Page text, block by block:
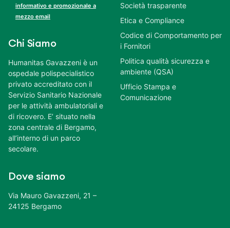
informativo e promozionale a
mezzo email
Chi Siamo
Humanitas Gavazzeni è un
ospedale polispecialistico
privato accreditato con il
Servizio Sanitario Nazionale
per le attività ambulatoriali e
di ricovero. E’ situato nella
zona centrale di Bergamo,
all’interno di un parco
secolare.
Dove siamo
Via Mauro Gavazzeni, 21 –
24125 Bergamo
Società trasparente
Etica e Compliance
Codice di Comportamento per
i Fornitori
Politica qualità sicurezza e
ambiente (QSA)
Ufficio Stampa e
Comunicazione